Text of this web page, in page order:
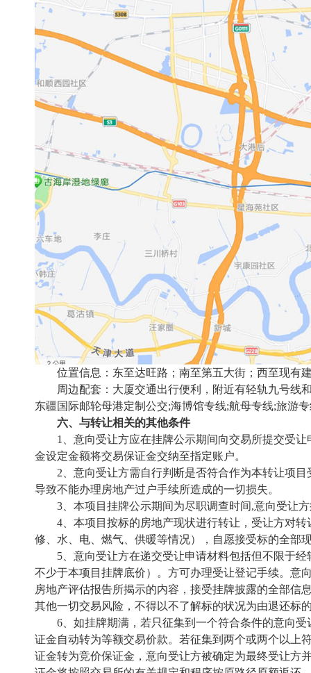
位置信息：东至达旺路；南至第五大街；西至现有
周边配套：大厦交通出行便利，附近有轻轨九号线
东疆国际邮轮母港定制公交;海博馆专线;航母专线;旅游
六、与转让相关的其他条件
1、意向受让方应在挂牌公示期间向交易所提交受
金设定金额将交易保证金交纳至指定账户。
2、意向受让方需自行判断是否符合作为本转让项
导致不能办理房地产过户手续所造成的一切损失。
3、本项目挂牌公示期间为尽职调查时间,意向受让
4、本项目按标的房地产现状进行转让，受让方对
修、水、电、燃气、供暖等情况），自愿接受标的全部
5、意向受让方在递交受让申请材料包括但不限于
不少于本项目挂牌底价）。方可办理受让登记手续。意
房地产评估报告所揭示的内容，接受挂牌披露的全部信
其他一切交易风险，不得以不了解标的状况为由退还标
6、如挂牌期满，若只征集到一个符合条件的意向
证金自动转为等额交易价款。若征集到两个或两个以上
证金转为竞价保证金，意向受让方被确定为最终受让方